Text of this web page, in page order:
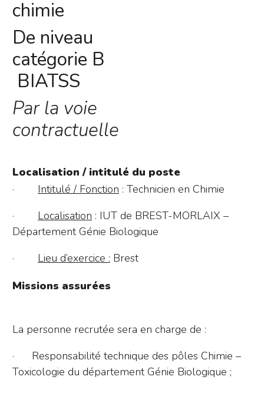
chimie
De niveau
catégorie B
BIATSS
Par la voie
contractuelle
Localisation / intitulé du poste
· Intitulé / Fonction : Technicien en Chimie
· Localisation : IUT de BREST-MORLAIX –
Département Génie Biologique
· Lieu d’exercice : Brest
Missions assurées
La personne recrutée sera en charge de :
· Responsabilité technique des pôles Chimie –
Toxicologie du département Génie Biologique ;